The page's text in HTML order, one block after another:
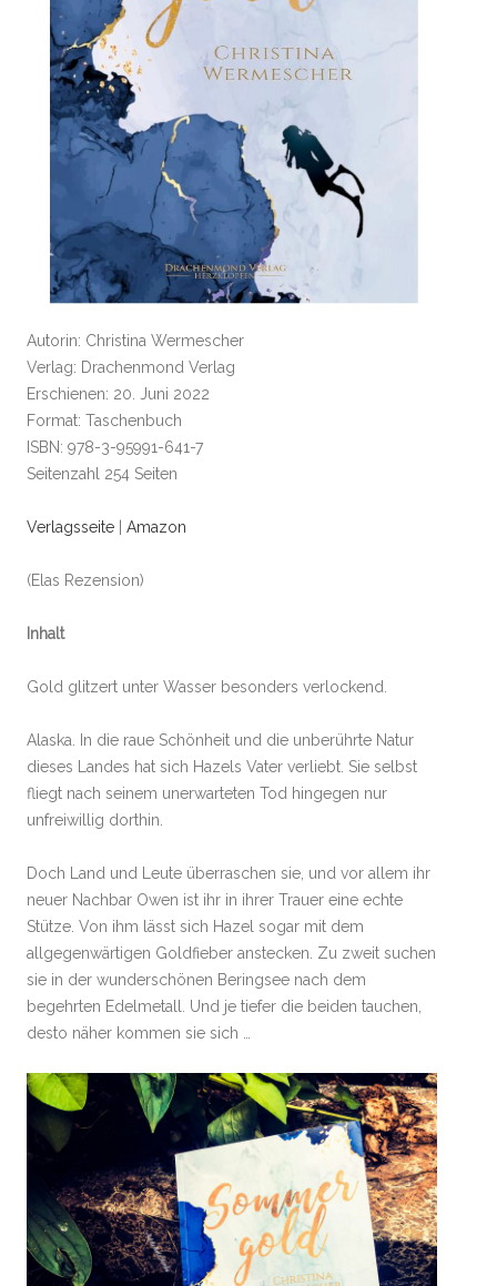
Autorin: Christina Wermescher
Verlag: Drachenmond Verlag
Erschienen: 20. Juni 2022
Format: Taschenbuch
ISBN: 978-3-95991-641-7
Seitenzahl 254 Seiten
Verlagsseite | Amazon
(Elas Rezension)
Inhalt
Gold glitzert unter Wasser besonders verlockend.
Alaska. In die raue Schönheit und die unberührte Natur
dieses Landes hat sich Hazels Vater verliebt. Sie selbst
fliegt nach seinem unerwarteten Tod hingegen nur
unfreiwillig dorthin.
Doch Land und Leute überraschen sie, und vor allem ihr
neuer Nachbar Owen ist ihr in ihrer Trauer eine echte
Stütze. Von ihm lässt sich Hazel sogar mit dem
allgegenwärtigen Goldfieber anstecken. Zu zweit suchen
sie in der wunderschönen Beringsee nach dem
begehrten Edelmetall. Und je tiefer die beiden tauchen,
desto näher kommen sie sich …